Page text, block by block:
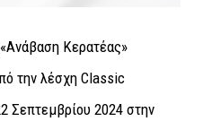
Kερατέας»
την λέσχη Classic
Σεπτεμβρίου 2024 στην